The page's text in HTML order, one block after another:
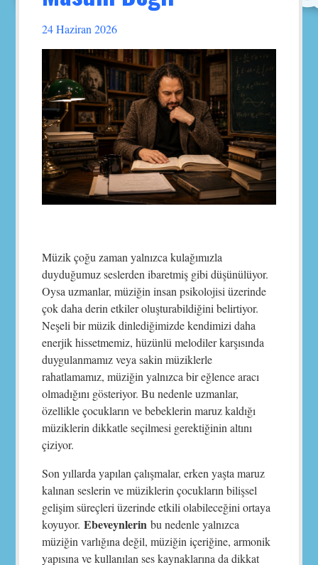
24 Haziran 2026
Müzik çoğu zaman yalnızca kulağımızla
duyduğumuz seslerden ibaretmiş gibi düşünülüyor.
Oysa uzmanlar, müziğin insan psikolojisi üzerinde
çok daha derin etkiler oluşturabildiğini belirtiyor.
Neşeli bir müzik dinlediğimizde kendimizi daha
enerjik hissetmemiz, hüzünlü melodiler karşısında
duygulanmamız veya sakin müziklerle
rahatlamamız, müziğin yalnızca bir eğlence aracı
olmadığını gösteriyor. Bu nedenle uzmanlar,
özellikle çocukların ve bebeklerin maruz kaldığı
müziklerin dikkatle seçilmesi gerektiğinin altını
çiziyor.
Son yıllarda yapılan çalışmalar, erken yaşta maruz
kalınan seslerin ve müziklerin çocukların bilişsel
gelişim süreçleri üzerinde etkili olabileceğini ortaya
koyuyor. Ebeveynlerin bu nedenle yalnızca
müziğin varlığına değil, müziğin içeriğine, armonik
yapısına ve kullanılan ses kaynaklarına da dikkat